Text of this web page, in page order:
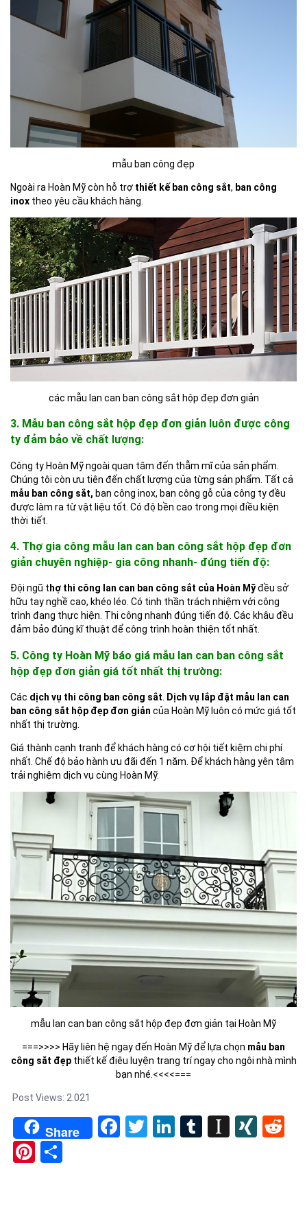
mẫu ban công đẹp
Ngoài ra Hoàn Mỹ còn hỗ trợ thiết kế ban công sắt, ban công
inox theo yêu cầu khách hàng.
các mẫu lan can ban công sắt hộp đẹp đơn giản
3. Mẫu ban công sắt hộp đẹp đơn giản luôn được công
ty đảm bảo về chất lượng:
Công ty Hoàn Mỹ ngoài quan tâm đến thẫm mĩ của sản phẩm.
Chúng tôi còn ưu tiên đến chất lượng của từng sản phẩm. Tất cả
mẫu ban công sắt, ban công inox, ban công gỗ của công ty đều
được làm ra từ vật liệu tốt. Có độ bền cao trong mọi điều kiện
thời tiết.
4. Thợ gia công mẫu lan can ban công sắt hộp đẹp đơn
giản chuyên nghiệp- gia công nhanh- đúng tiến độ:
Đội ngũ t hợ thi công lan can ban công sắt của Hoàn Mỹđều sở
hữu tay nghề cao, khéo léo. Có tinh thần trách nhiệm với công
trình đang thực hiện. Thi công nhanh đúng tiến độ. Các khâu đều
đảm bảo đúng kĩ thuật để công trình hoàn thiện tốt nhất.
5. Công ty Hoàn Mỹ báo giá mẫu lan can ban công sắt
hộp đẹp đơn giản giá tốt nhất thị trường:
Các dịch vụ thi công ban công sắt
Dịch vụ lắp đặt mẫu lan can
ban công sắt hộp đẹp đơn giản của Hoàn Mỹ luôn có mức giá tốt
nhất thị trường.
Giá thành cạnh tranh để khách hàng có cơ hội tiết kiệm chi phí
nhất. Chế độ bảo hành ưu đãi đến 1 năm. Để khách hàng yên tâm
trải nghiệm dịch vụ cùng Hoàn Mỹ.
mẫu lan can ban công sắt hộp đẹp đơn giản tại Hoàn Mỹ
===>>>> Hãy liên hệ ngay đến Hoàn Mỹ để lựa chọn mẫu ban
công sắt đẹpthiết kế điêu luyện trang trí ngay cho ngôi nhà mình
bạn nhé.<<<<===
Post Views: 2.021
Share Facebook
TwitterLinkedIn
Tumblr
Pinterest